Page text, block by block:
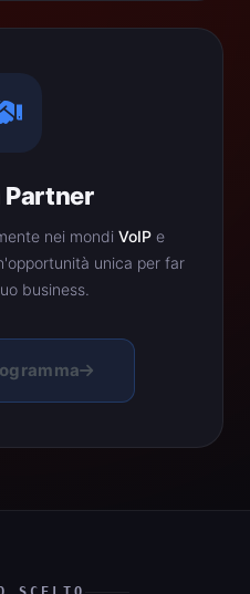
Partner
nei mondi VoIP e
unica per far
business.